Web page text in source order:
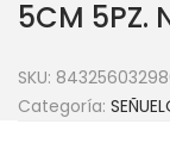
5CM 5PZ.
SKU:
Categoría: